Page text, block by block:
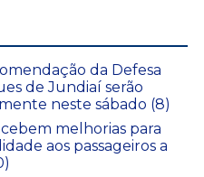
da Defesa
de Jundiaí serão
neste sábado (8)
melhorias para
aos passageiros a